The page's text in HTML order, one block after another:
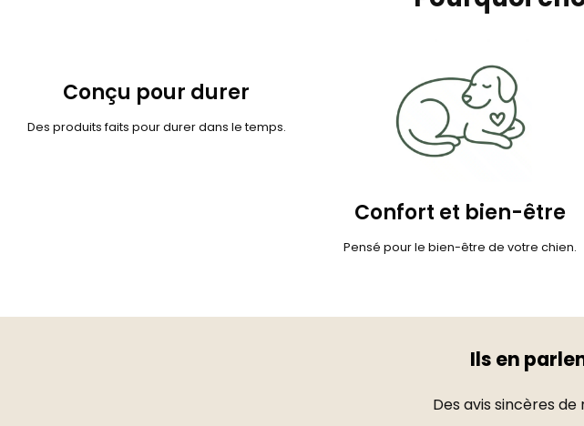
Conçu pour durer
Des produits faits pour durer dans le temps.
Confort et bien-être
Pensé pour le bien-être de votre chien.
Ils en
Des avis sincères